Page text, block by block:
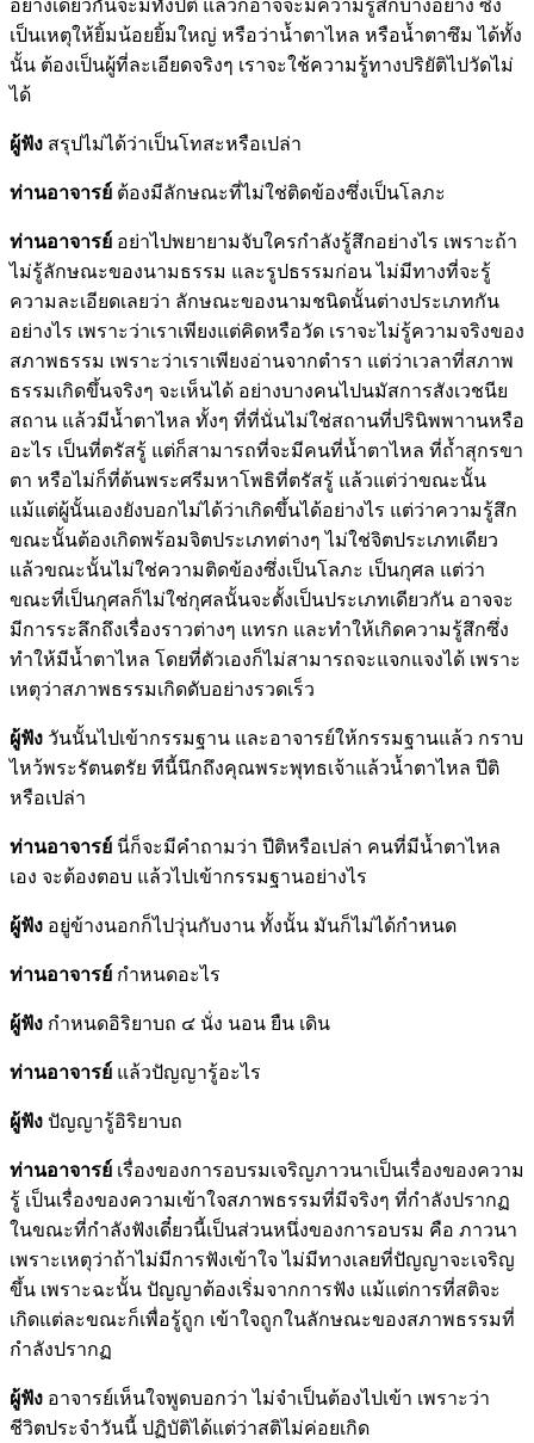
อย่างเดียวกันจะมีทั้งปีติ แล้วก็อาจจะมีความรู้สึกบางอย่าง ซึ่ง
เป็นเหตุให้ยิ้มน้อยยิ้มใหญ่ หรือว่าน้ำตาไหล หรือน้ำตาซึม ได้ทั้ง
นั้น ต้องเป็นผู้ที่ละเอียดจริงๆ เราจะใช้ความรู้ทางปริยัติไปวัดไม่
ได้
ผู้ฟัง สรุปไม่ได้ว่าเป็นโทสะหรือเปล่า
ท่านอาจารย์ ต้องมีลักษณะที่ไม่ใช่ติดข้องซึ่งเป็นโลภะ
ท่านอาจารย์ อย่าไปพยายามจับใครกำลังรู้สึกอย่างไร เพราะถ้า
ไม่รู้ลักษณะของนามธรรม และรูปธรรมก่อน ไม่มีทางที่จะรู้
ความละเอียดเลยว่า ลักษณะของนามชนิดนั้นต่างประเภทกัน
อย่างไร เพราะว่าเราเพียงแต่คิดหรือวัด เราจะไม่รู้ความจริงของ
สภาพธรรม เพราะว่าเราเพียงอ่านจากตำรา แต่ว่าเวลาที่สภาพ
ธรรมเกิดขึ้นจริงๆ จะเห็นได้ อย่างบางคนไปนมัสการสังเวชนีย
สถาน แล้วมีน้ำตาไหล ทั้งๆ ที่ที่นั่นไม่ใช่สถานที่ปรินิพพาานหรือ
อะไร เป็นที่ตรัสรู้ แต่ก็สามารถที่จะมีคนที่น้ำตาไหล ที่ถ้ำสุกรขา
ตา หรือไม่ก็ที่ต้นพระศรีมหาโพธิที่ตรัสรู้ แล้วแต่ว่าขณะนั้น
แม้แต่ผู้นั้นเองยังบอกไม่ได้ว่าเกิดขึ้นได้อย่างไร แต่ว่าความรู้สึก
ขณะนั้นต้องเกิดพร้อมจิตประเภทต่างๆ ไม่ใช่จิตประเภทเดียว
แล้วขณะนั้นไม่ใช่ความติดข้องซึ่งเป็นโลภะ เป็นกุศล แต่ว่า
ขณะที่เป็นกุศลก็ไม่ใช่กุศลนั้นจะตั้งเป็นประเภทเดียวกัน อาจจะ
มีการระลึกถึงเรื่องราวต่างๆ แทรก และทำให้เกิดความรู้สึกซึ่ง
ทำให้มีน้ำตาไหล โดยที่ตัวเองก็ไม่สามารถจะแจกแจงได้ เพราะ
เหตุว่าสภาพธรรมเกิดดับอย่างรวดเร็ว
ผู้ฟัง วันนั้นไปเข้ากรรมฐาน และอาจารย์ให้กรรมฐานแล้ว กราบ
ไหว้พระรัตนตรัย ทีนี้นึกถึงคุณพระพุทธเจ้าแล้วน้ำตาไหล ปีติ
หรือเปล่า
ท่านอาจารย์ นี่ก็จะมีคำถามว่า ปีติหรือเปล่า คนที่มีน้ำตาไหล
เอง จะต้องตอบ แล้วไปเข้ากรรมฐานอย่างไร
ผู้ฟัง อยู่ข้างนอกก็ไปวุ่นกับงาน ทั้งนั้น มันก็ไม่ได้กำหนด
ท่านอาจารย์ กำหนดอะไร
ผู้ฟัง กำหนดอิริยาบถ ๔ นั่ง นอน ยืน เดิน
ท่านอาจารย์ แล้วปัญญารู้อะไร
ผู้ฟัง ปัญญารู้อิริยาบถ
ท่านอาจารย์ เรื่องของการอบรมเจริญภาวนาเป็นเรื่องของความ
รู้ เป็นเรื่องของความเข้าใจสภาพธรรมที่มีจริงๆ ที่กำลังปรากฏ
ในขณะที่กำลังฟังเดี๋ยวนี้เป็นส่วนหนึ่งของการอบรม คือ ภาวนา
เพราะเหตุว่าถ้าไม่มีการฟังเข้าใจ ไม่มีทางเลยที่ปัญญาจะเจริญ
ขึ้น เพราะฉะนั้น ปัญญาต้องเริ่มจากการฟัง แม้แต่การที่สติจะ
เกิดแต่ละขณะก็เพื่อรู้ถูก เข้าใจถูกในลักษณะของสภาพธรรมที่
กำลังปรากฏ
ผู้ฟัง อาจารย์เห็นใจพูดบอกว่า ไม่จำเป็นต้องไปเข้า เพราะว่า
ชีวิตประจำวันนี้ ปฏิบัติได้แต่ว่าสติไม่ค่อยเกิด